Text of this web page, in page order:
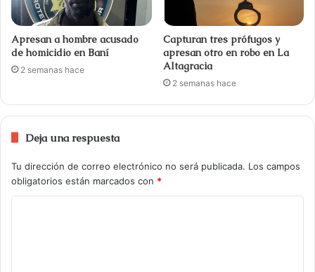
Apresan a hombre acusado
de homicidio en Baní
2 semanas hace
Capturan tres prófugos y
apresan otro en robo en La
Altagracia
2 semanas hace
Deja una respuesta
Tu dirección de correo electrónico no será publicada. Los campos
obligatorios están marcados con *